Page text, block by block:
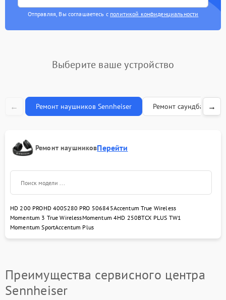
Отправляя, Вы соглашаетесь с политикой конфиденциальности
Выберите ваше устройство
← Ремонт наушников Sennheiser Ремонт саундбаров
→
Ремонт наушниковПерейти
HD 200 PROHD 400S280 PRO 506845Accentum True Wireless
Momentum 3 True WirelessMomentum 4HD 250BTCX PLUS TW1
Momentum SportAccentum Plus
Преимущества сервисного центра
Sennheiser